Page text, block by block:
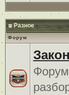
Разное
Форум